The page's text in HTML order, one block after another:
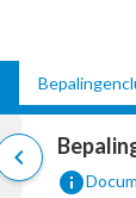
chevron_left
info